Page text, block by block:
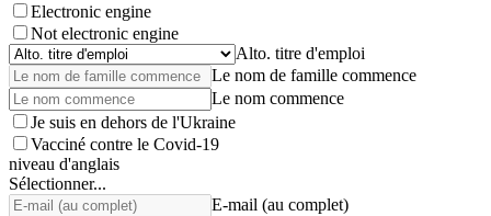
Electronic engine
Not electronic engine
Alto. titre d'emploi
Le nom de famille commence
Le nom commence
Je suis en dehors de l'Ukraine
Vacciné contre le Covid-19
niveau d'anglais
Sélectionner...
E-mail (au complet)